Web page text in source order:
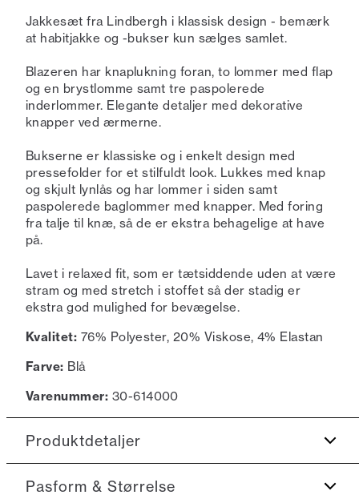
Jakkesæt fra Lindbergh i klassisk design - bemærk
at habitjakke og -bukser kun sælges samlet.
Blazeren har knaplukning foran, to lommer med flap
og en brystlomme samt tre paspolerede
inderlommer. Elegante detaljer med dekorative
knapper ved ærmerne.
Bukserne er klassiske og i enkelt design med
pressefolder for et stilfuldt look. Lukkes med knap
og skjult lynlås og har lommer i siden samt
paspolerede baglommer med knapper. Med foring
fra talje til knæ, så de er ekstra behagelige at have
på.
Lavet i relaxed fit, som er tætsiddende uden at være
stram og med stretch i stoffet så der stadig er
ekstra god mulighed for bevægelse.
Kvalitet: 76% Polyester, 20% Viskose, 4% Elastan
Farve: Blå
Varenummer: 30-614000
Produktdetaljer
Jakken har dobbeltslids.
Pasform & Størrelse